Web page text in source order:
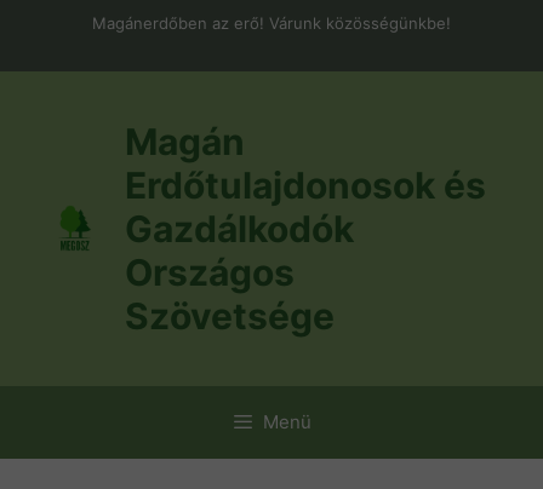
Magánerdőben az erő! Várunk közösségünkbe!
Magán
Erdőtulajdonosok és
Gazdálkodók
Országos
Szövetsége
Menü